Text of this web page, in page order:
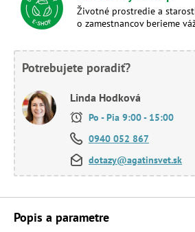
Životné prostredie a
o zamestnancov berieme
Potrebujete poradiť?
Linda Hodková
Po - Pia 9:00 - 15:00
0940 052 867
dotazy@agatinsvet.sk
Popis a parametre